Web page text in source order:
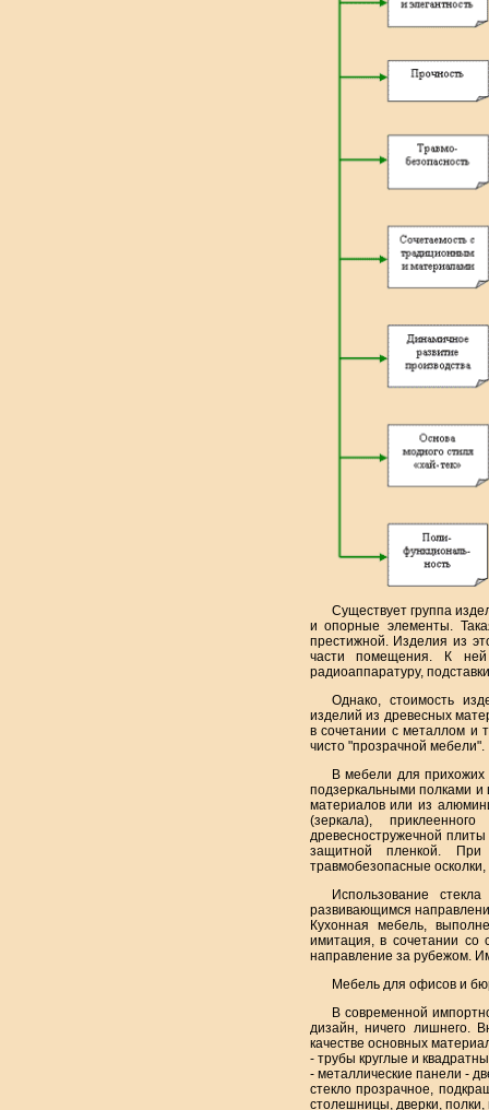
Существует группа
и опорные элементы.
престижной. Изделия из
части помещения. К
радиоаппаратуру,
Однако, стоимость
изделий из древесных
в сочетании с металлом и
чисто "прозрачной мебели".
В мебели для
подзеркальными полками
материалов или из
(зеркала),
древесностружечной
защитной пленкой.
травмобезопасные
Использование
развивающимся
Кухонная мебель,
имитация, в сочетании
направление за рубежом.
Мебель для офисов и
В современной
дизайн, ничего лишнего.
качестве основных
- трубы круглые и
- металлические панели -
стекло прозрачное,
столешницы, дверки,